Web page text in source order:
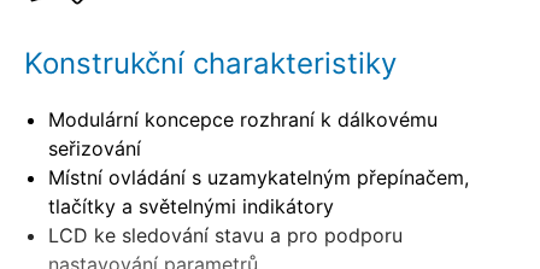
Konstrukční charakteristiky
Modulární koncepce rozhraní k dálkovému
seřizování
Místní ovládání s uzamykatelným přepínačem,
tlačítky a světelnými indikátory
LCD ke sledování stavu a pro podporu
nastavování parametrů